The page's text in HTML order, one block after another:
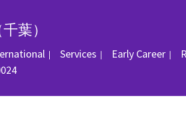
葉）
Catégorie
Services Early Career